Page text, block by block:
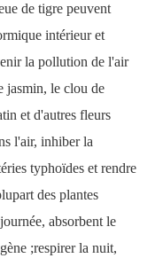
de tigre peuvent
intérieur et
la pollution de l'air
jasmin, le clou de
et d'autres fleurs
l'air, inhiber la
typhoïdes et rendre
des plantes
absorbent le
;respirer la nuit,